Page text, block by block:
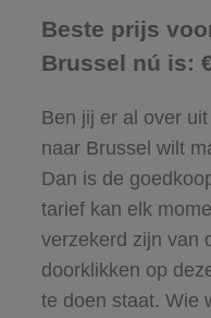
Beste prijs
Brussel nú is:
Ben jij er al over
naar Brussel wilt
Dan is de
tarief kan elk
verzekerd zijn van
doorklikken op
te doen staat. Wie